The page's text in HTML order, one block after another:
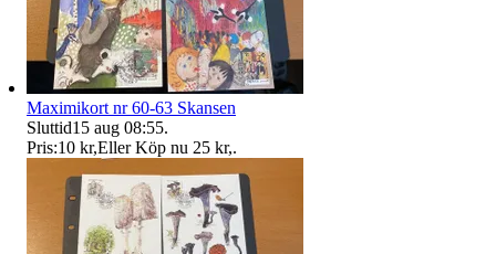
Maximikort nr 60-63 Skansen
Sluttid15 aug 08:55.
Pris:10 kr,Eller Köp nu 25 kr,.